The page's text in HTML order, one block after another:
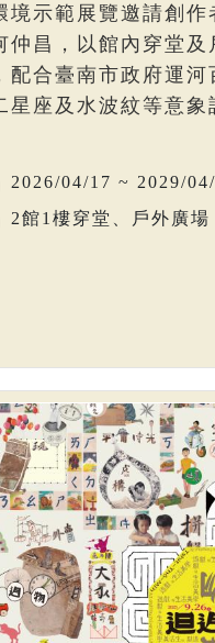
境示範展覽邀請創作
仲昌，以館內穿堂及
配合臺南市政府運河
星座及水波紋等意象
2026/04/17 ~ 2029/
2館1樓穿堂、戶外廣場